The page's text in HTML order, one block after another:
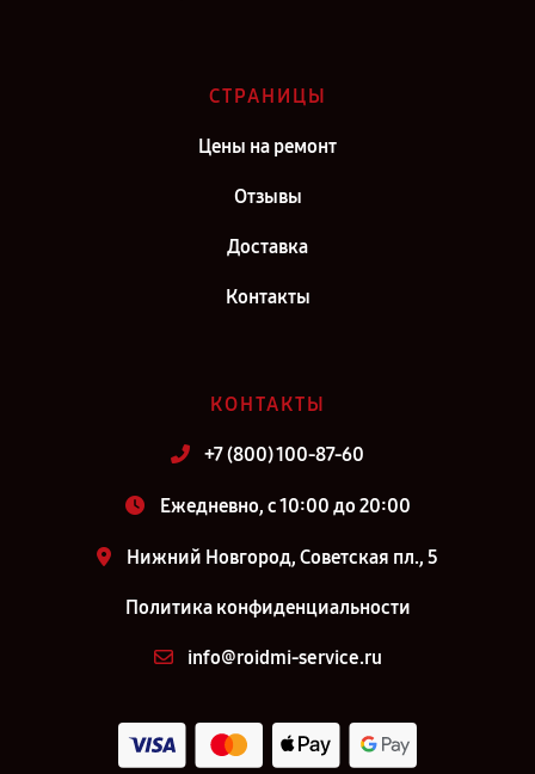
СТРАНИЦЫ
Цены на ремонт
Отзывы
Доставка
Контакты
КОНТАКТЫ
+7 (800) 100-87-60
Ежедневно, с 10:00 до 20:00
Нижний Новгород, Советская пл., 5
Политика конфиденциальности
info@roidmi-service.ru